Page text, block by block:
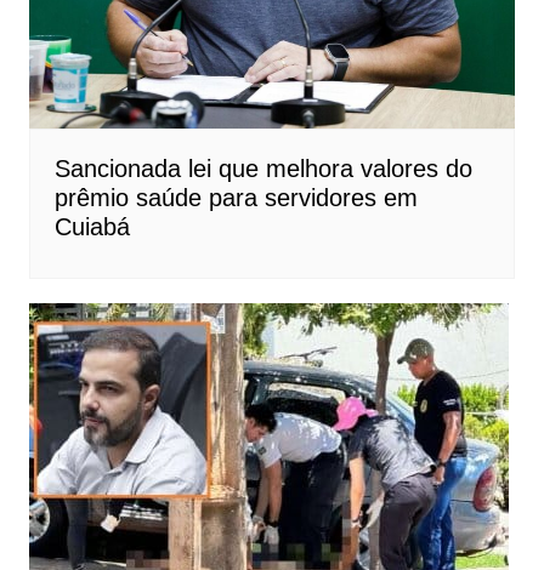
Sancionada lei que melhora valores do
prêmio saúde para servidores em
Cuiabá